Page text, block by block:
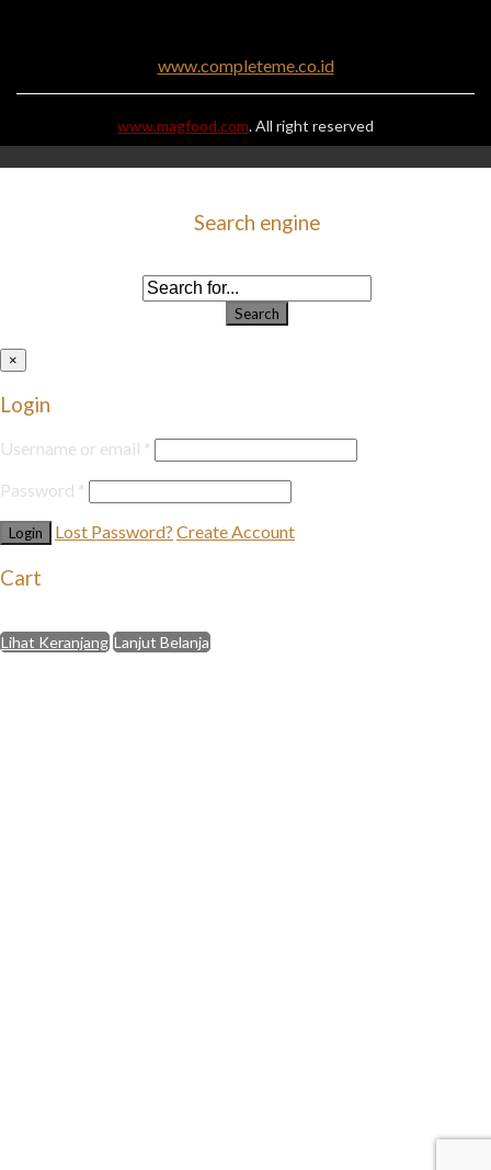
www.completeme.co.id
www.magfood.com. All right reserved
Search engine
Search
×
Login
Username or email *
Password *
Lost Password? Create Account
Cart
Lihat Keranjang Lanjut Belanja